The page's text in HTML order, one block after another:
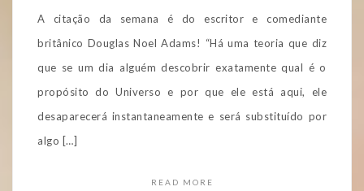
A citação da semana é do escritor e comediante
britânico Douglas Noel Adams! “Há uma teoria que diz
que se um dia alguém descobrir exatamente qual é o
propósito do Universo e por que ele está aqui, ele
desaparecerá instantaneamente e será substituído por
algo […]
READ MORE